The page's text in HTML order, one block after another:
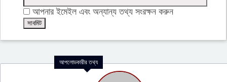
আপনার ইমেইল এবং অন্যান্য তথ্য সংরক্ষন করুন
আপলোডকারীর তথ্য